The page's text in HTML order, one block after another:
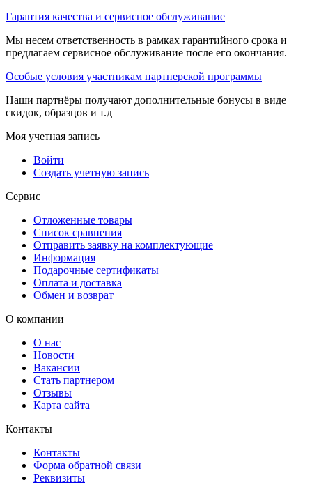
Гарантия качества и сервисное обслуживание
Мы несем ответственность в рамках гарантийного срока и
предлагаем сервисное обслуживание после его окончания.
Особые условия участникам партнерской программы
Наши партнёры получают дополнительные бонусы в виде
скидок, образцов и т.д
Моя учетная запись
Войти
Создать учетную запись
Сервис
Отложенные товары
Список сравнения
Отправить заявку на комплектующие
Информация
Подарочные сертификаты
Оплата и доставка
Обмен и возврат
О компании
О нас
Новости
Вакансии
Стать партнером
Отзывы
Карта сайта
Контакты
Контакты
Форма обратной связи
Реквизиты